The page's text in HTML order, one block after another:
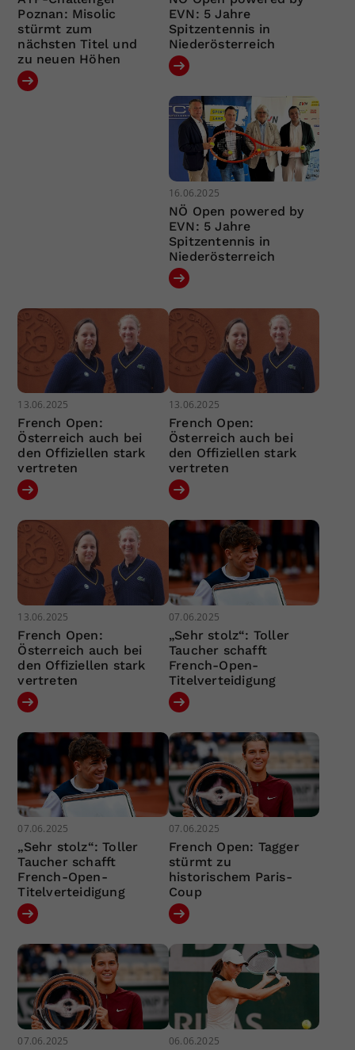
Poznan: Misolic
stürmt zum
nächsten Titel und
zu neuen Höhen
EVN: 5 Jahre
Spitzentennis in
Niederösterreich
16.06.2025
NÖ Open powered by
EVN: 5 Jahre
Spitzentennis in
Niederösterreich
13.06.2025
French Open:
Österreich auch bei
den Offiziellen stark
vertreten
13.06.2025
French Open:
Österreich auch bei
den Offiziellen stark
vertreten
13.06.2025
French Open:
Österreich auch bei
den Offiziellen stark
vertreten
07.06.2025
„Sehr stolz“: Toller
Taucher schafft
French-Open-
Titelverteidigung
07.06.2025
„Sehr stolz“: Toller
Taucher schafft
French-Open-
Titelverteidigung
07.06.2025
French Open: Tagger
stürmt zu
historischem Paris-
Coup
07.06.2025 06.06.2025